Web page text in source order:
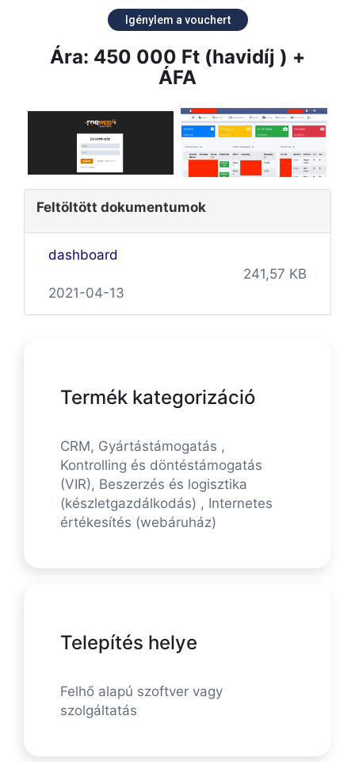
Igénylem a vouchert
Ára: 450 000 Ft (havidíj ) +
ÁFA
Feltöltött dokumentumok
dashboard
241,57 KB
2021-04-13
Termék kategorizáció
CRM, Gyártástámogatás ,
Kontrolling és döntéstámogatás
(VIR), Beszerzés és logisztika
(készletgazdálkodás) , Internetes
értékesítés (webáruház)
Telepítés helye
Felhő alapú szoftver vagy
szolgáltatás